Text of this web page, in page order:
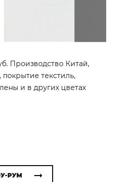
Производство Китай,
текстиль,
и в других цветах
РУМ